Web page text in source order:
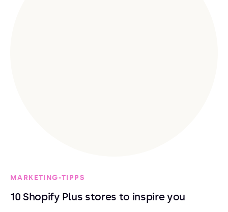
MARKETING-TIPPS
10 Shopify Plus stores to inspire you